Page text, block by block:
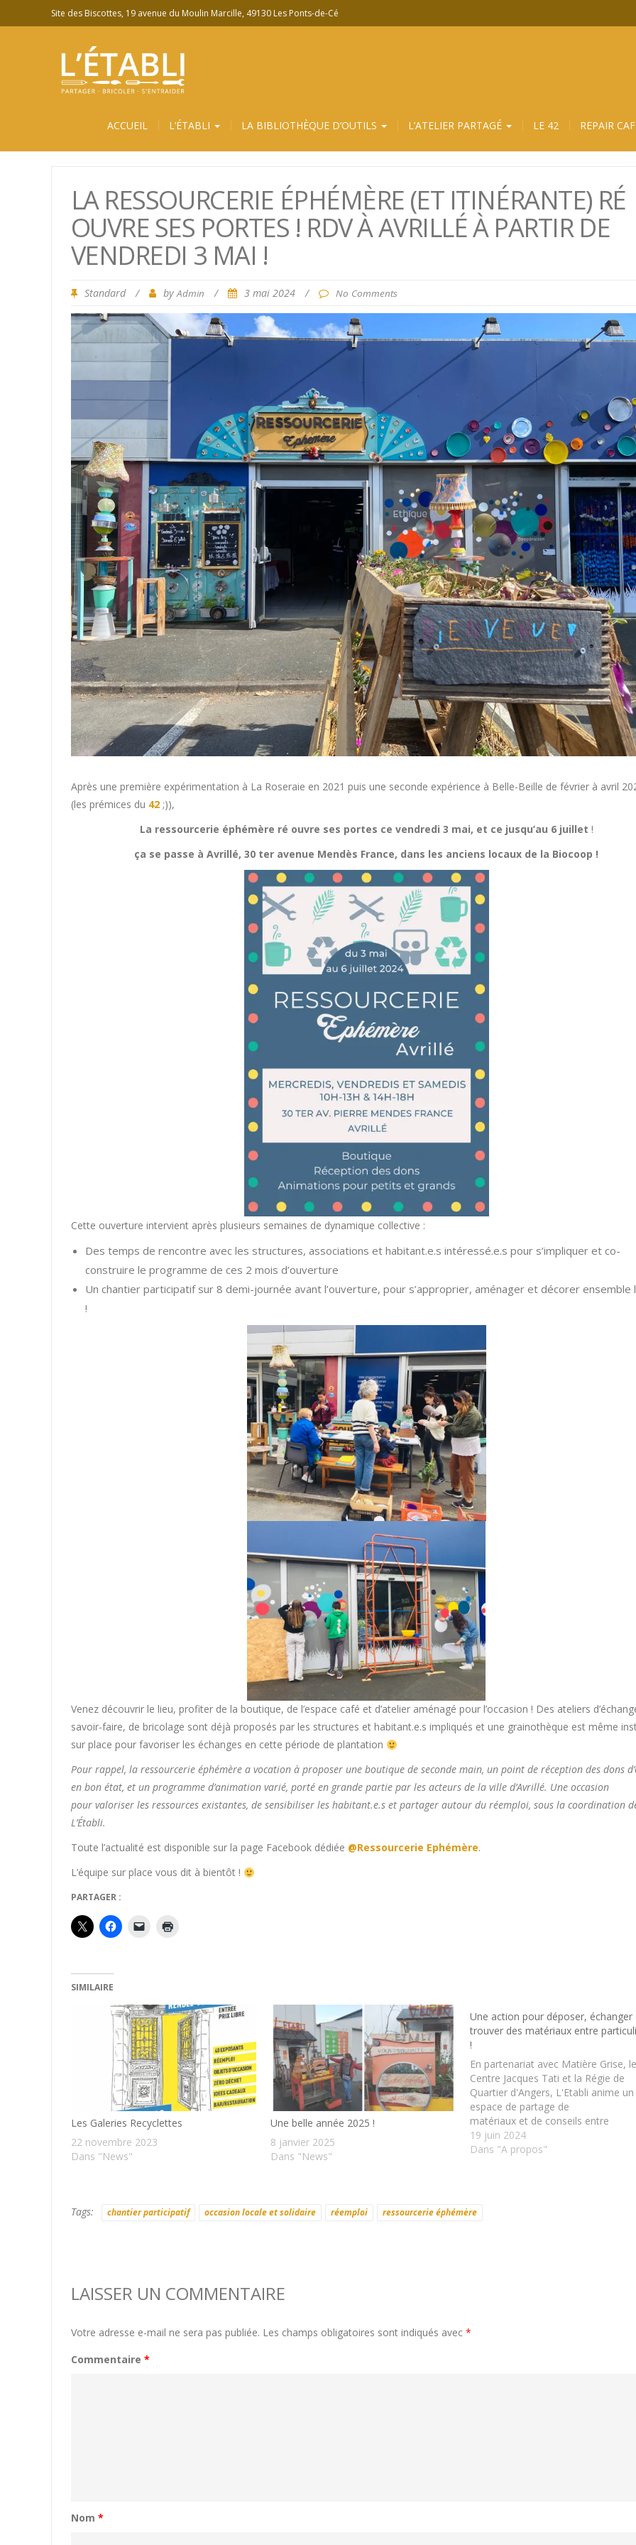
Site des Biscottes, 19 avenue du Moulin Marcille, 49130 Les Ponts-de-Cé
ACCUEIL L’ÉTABLI LA BIBLIOTHÈQUE D’OUTILS L’ATELIER PARTAGÉ LE 42 REPAIR
LA RESSOURCERIE ÉPHÉMÈRE (ET ITINÉRANTE) RÉ
OUVRE SES PORTES ! RDV À AVRILLÉ À PARTIR DE
VENDREDI 3 MAI !
Standard / by Admin / 3 mai 2024 / No Comments
Après une première expérimentation à La Roseraie en 2021 puis une seconde expérience à Belle-Beille de février à avril
(les prémices du 42;)),
La ressourcerie éphémère ré ouvre ses portes ce vendredi 3 mai, et ce jusqu’au 6 juillet !
ça se passe à Avrillé, 30 ter avenue Mendès France, dans les anciens locaux de la Biocoop !
Cette ouverture intervient après plusieurs semaines de dynamique collective :
Des temps de rencontre avec les structures, associations et habitant.e.s intéressé.e.s pour s’impliquer et co-
construire le programme de ces 2 mois d’ouverture
Un chantier participatif sur 8 demi-journée avant l’ouverture, pour s’approprier, aménager et décorer ensemble
!
Venez découvrir le lieu, profiter de la boutique, de l’espace café et d’atelier aménagé pour l’occasion ! Des ateliers
savoir-faire, de bricolage sont déjà proposés par les structures et habitant.e.s impliqués et une grainothèque est même
sur place pour favoriser les échanges en cette période de plantation
Pour rappel, la ressourcerie éphémère a vocation à proposer une boutique de seconde main, un point de réception des dons
en bon état, et un programme d’animation varié, porté en grande partie par les acteurs de la ville d’Avrillé. Une occasion
pour valoriser les ressources existantes, de sensibiliser les habitant.e.s et partager autour du réemploi, sous la coordination
L’Établi.
Toute l’actualité est disponible sur la page Facebook dédiée @Ressourcerie Ephémère.
L’équipe sur place vous dit à bientôt !
PARTAGER :
SIMILAIRE
Les Galeries Recyclettes
22 novembre 2023
Dans "News"
Une belle année 2025 !
8 janvier 2025
Dans "News"
Une action pour déposer, échanger
trouver des matériaux entre
!
En partenariat avec Matière Grise,
Centre Jacques Tati et la Régie de
Quartier d'Angers, L'Etabli anime
espace de partage de
matériaux et de conseils entre
particuliers au 42. Vous pourrez
des matériaux qui ne vous servent
19 juin 2024
Dans "A propos"
Tags: chantier participatif occasion locale et solidaire réemploi ressourcerie éphémère
LAISSER UN COMMENTAIRE
Votre adresse e-mail ne sera pas publiée. Les champs obligatoires sont indiqués avec *
Commentaire *
Nom *